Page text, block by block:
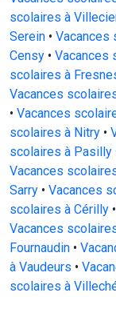
scolaires à
Serein • Vacances
Censy • Vacances
scolaires à
Vacances
• Vacances
scolaires à Nitry •
scolaires à Pasilly
Vacances
Sarry • Vacances
scolaires à Cérilly •
Vacances
Fournaudin •
à Vaudeurs •
scolaires à